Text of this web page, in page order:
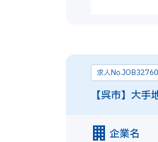
求人No.JOB32760
【呉市】大
企業名